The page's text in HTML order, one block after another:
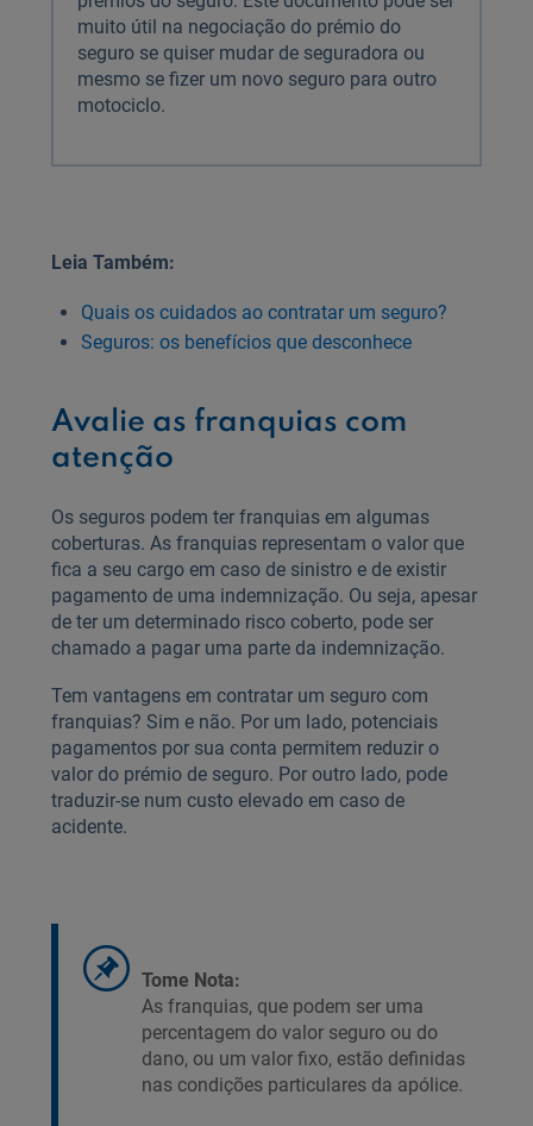
muito útil na negociação do prémio do
seguro se quiser mudar de seguradora ou
mesmo se fizer um novo seguro para outro
motociclo.
Leia Também:
Quais os cuidados ao contratar um seguro?
Seguros: os benefícios que desconhece
Avalie as franquias com
atenção
Os seguros podem ter franquias em algumas
coberturas. As franquias representam o valor que
fica a seu cargo em caso de sinistro e de existir
pagamento de uma indemnização. Ou seja, apesar
de ter um determinado risco coberto, pode ser
chamado a pagar uma parte da indemnização.
Tem vantagens em contratar um seguro com
franquias? Sim e não. Por um lado, potenciais
pagamentos por sua conta permitem reduzir o
valor do prémio de seguro. Por outro lado, pode
traduzir-se num custo elevado em caso de
acidente.
Tome Nota:
As franquias, que podem ser uma
percentagem do valor seguro ou do
dano, ou um valor fixo, estão definidas
nas condições particulares da apólice.